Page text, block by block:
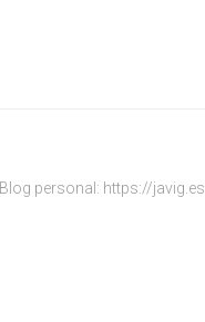
Blog personal: https://javig.es